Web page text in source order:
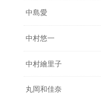
中島愛
中村悠一
中村繪里子
丸岡和佳奈